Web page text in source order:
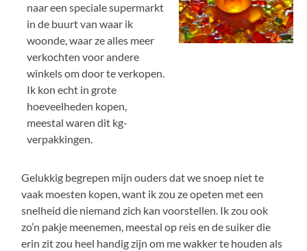
naar een speciale supermarkt
in de buurt van waar ik
woonde, waar ze alles meer
verkochten voor andere
winkels om door te verkopen.
Ik kon echt in grote
hoeveelheden kopen,
meestal waren dit kg-
verpakkingen.
Gelukkig begrepen mijn ouders dat we snoep niet te
vaak moesten kopen, want ik zou ze opeten met een
snelheid die niemand zich kan voorstellen. Ik zou ook
zo’n pakje meenemen, meestal op reis en de suiker die
erin zit zou heel handig zijn om me wakker te houden als